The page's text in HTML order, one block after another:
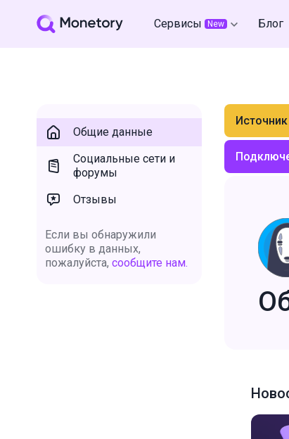
Сервисы New Блог
Общие данные
Социальные сети и
форумы
Отзывы
Если вы обнаружили
ошибку в данных,
пожалуйста, сообщите нам.